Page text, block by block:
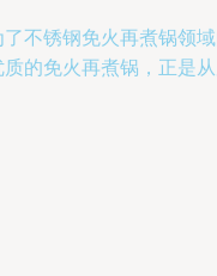
不锈钢免火再煮锅领
的免火再煮锅，正是